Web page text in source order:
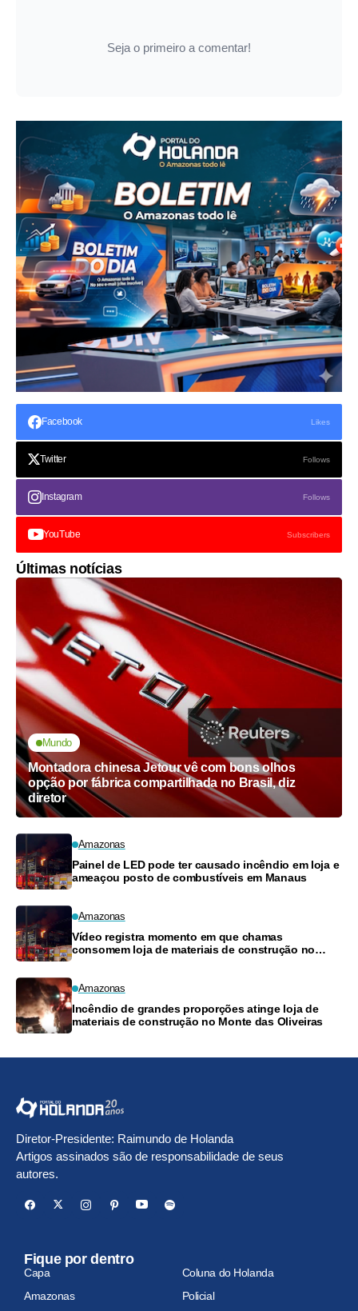
Seja o primeiro a comentar!
Facebook Likes
Twitter Follows
Instagram Follows
YouTube Subscribers
Últimas notícias
Mundo
Montadora chinesa Jetour vê com bons olhos
opção por fábrica compartilhada no Brasil, diz
diretor
Amazonas
Painel de LED pode ter causado incêndio em loja e
ameaçou posto de combustíveis em Manaus
Amazonas
Vídeo registra momento em que chamas
consomem loja de materiais de construção no
Amazonas
Incêndio de grandes proporções atinge loja de
materiais de construção no Monte das Oliveiras
Diretor-Presidente: Raimundo de Holanda
Artigos assinados são de responsabilidade de seus
autores.
Fique por dentro
Capa
Coluna do Holanda
Amazonas
Policial